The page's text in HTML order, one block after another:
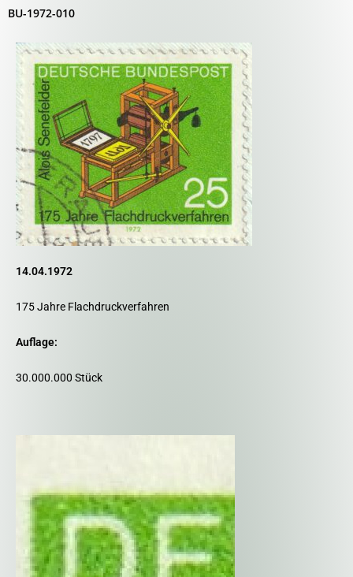
BU-1972-010
14.04.1972
175 Jahre Flachdruckverfahren
Auflage:
30.000.000 Stück